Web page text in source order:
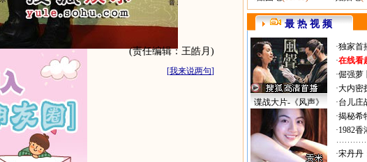
(责任编辑：王皓月)
[我来说两句]
最 热 视 频
谍战大片-《风声》
·独家首
·在线看
·倔强萝
·大内密
·台儿庄
·揭秘希
·1982
·宋丹丹